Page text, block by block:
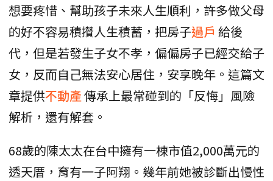
想要疼惜、幫助孩子未來人生順利，許多做父母
的好不容易積攢人生積蓄，把房子過戶 給後
代，但是若發生子女不孝，偏偏房子已經交給子
女，反而自己無法安心居住，安享晚年。這篇文
章提供不動產傳承上最常碰到的「反悔」風險
解析，還有解套。
68歲的陳太太在台中擁有一棟市值2,000萬元的
透天厝，育有一子阿翔。幾年前她被診斷出慢性